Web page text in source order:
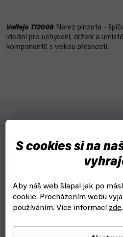
S cookies si na
Aby náš web šlapal jak po
cookie. Procházením webu
používáním. Více informacízde.
Vallejo T12008 Nerez pinzeta -
ideální pro uchycení, držení a
komponentů s velkou přesností.
Ideální pro modeláře, kutily a
Vallejo Hobby Tools nabízejí
nejvyšší kvality navrhnutých tak,
modelářů a hobby fanoušků.